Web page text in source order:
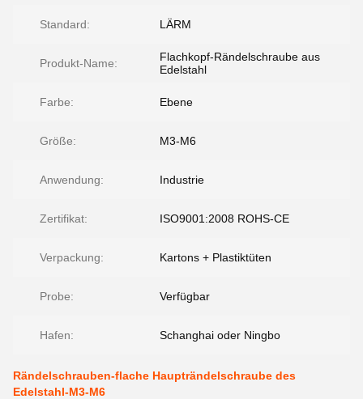
Standard: LÄRM
Produkt-Name:
Flachkopf-Rändelschraube aus
Edelstahl
Farbe: Ebene
Größe: M3-M6
Anwendung: Industrie
Zertifikat: ISO9001:2008 ROHS-CE
Verpackung: Kartons + Plastiktüten
Probe: Verfügbar
Hafen: Schanghai oder Ningbo
Rändelschrauben-flache Haupträndelschraube des
Edelstahl-M3-M6